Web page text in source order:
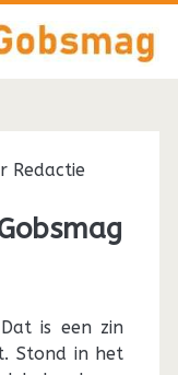
span>
Redactie
is een zin
Stond in het